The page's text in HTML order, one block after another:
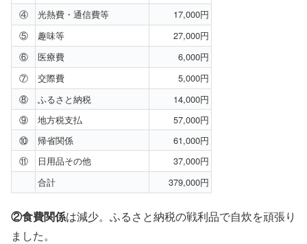
④
光熱費・通信費等
17,000円
⑤
趣味等
27,000円
⑥
医療費
6,000円
⑦
交際費
5,000円
⑧
ふるさと納税
14,000円
⑨
地方税支払
57,000円
⑩
帰省関係
61,000円
⑪
日用品その他
37,000円
合計
379,000円
②食費関係は減少。ふるさと納税の戦利品で自炊を頑張り
ました。